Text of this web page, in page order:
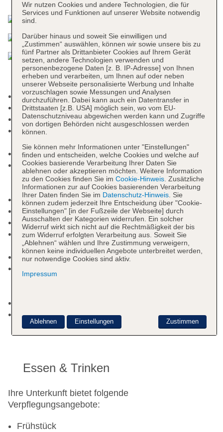
Kurtaxe/Ökotaxe/Touristensteuer zahlbar vor Ort
Rezeption
Gartenanlage, Sonnenterrasse
Pool: Outdoor, Süßwasser, integrierter
Kinder/Babypool, Daybeds, Liegen, Liegestühle
Badetücher
Internet: WLAN/WiFi, im gesamten Hotel
(Anlage), im öffentlichen Bereich, an der
Rezeption/in der Lobby, in der Bar, am Pool
Internetterminal
Wäscheservice
Gepäckservice
Zahlungsarten: TUI Card / VISA, MasterCard,
American Express
Haustiere nicht erlaubt
klimatisierte Tagungsräume, Tagungsequipment,
Landeskategorie: 5 Sterne
Essen & Trinken
Ihre Unterkunft bietet folgende
Verpflegungsangebote:
Frühstück
Wir nutzen Cookies und andere Technologien, die für
Services und Funktionen auf unserer Website notwendig
sind.
Darüber hinaus und soweit Sie einwilligen und
„Zustimmen“ auswählen, können wir sowie unsere bis zu
fünf Partner als Drittanbieter Cookies auf Ihrem Gerät
setzen, andere Technologien verwenden und
personenbezogene Daten [z. B. IP-Adresse] von Ihnen
erheben und verarbeiten, um Ihnen auf oder neben
unserer Webseite personalisierte Werbung und Inhalte
vorzuschlagen sowie Messungen und Analysen
durchzuführen. Dabei kann auch ein Datentransfer in
Drittstaaten [z.B. USA] möglich sein, wo vom EU-
Datenschutzniveau abgewichen werden kann und Zugriffe
von dortigen Behörden nicht ausgeschlossen werden
können.
Sie können mehr Informationen unter "Einstellungen"
finden und entscheiden, welche Cookies und welche auf
Cookies basierende Verarbeitung Ihrer Daten Sie
ablehnen oder akzeptieren möchten. Weitere Information
zu den Cookies finden Sie im Cookie-Hinweis. Zusätzliche
Informationen zur auf Cookies basierenden Verarbeitung
Ihrer Daten finden Sie im Datenschutz-Hinweis. Sie
können zudem jederzeit Ihre Entscheidung über "Cookie-
Einstellungen" [in der Fußzeile der Webseite] durch
Ausschalten der Kategorien widerrufen. Ein solcher
Widerruf wirkt sich nicht auf die Rechtmäßigkeit der bis
zum Widerruf erfolgten Verarbeitung aus. Soweit Sie
„Ablehnen“ wählen und Ihre Zustimmung verweigern,
können keine individuellen Angebote unterbreitet werden,
nur notwendige Cookies sind aktiv.
Impressum
Zustimmen
Ablehnen Einstellungen